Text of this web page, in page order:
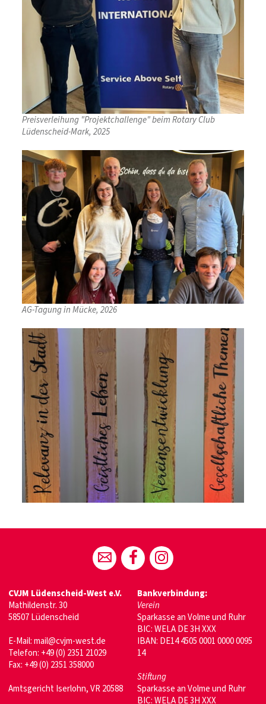
Preisverleihung "Projektchallenge" beim Rotary Club
Lüdenscheid-Mark, 2025
AG-Tagung in Mücke, 2026
CVJM Lüdenscheid-West e.V.
Mathildenstr. 30
58507 Lüdenscheid
E-Mail: mail@cvjm-west.de
Telefon: +49 (0) 2351 21029
Fax: +49 (0) 2351 358000
Amtsgericht Iserlohn, VR 20588
Bankverbindung:
Verein
Sparkasse an Volme und Ruhr
BIC: WELA DE 3H XXX
IBAN: DE14 4505 0001 0000 0095
14
Stiftung
Sparkasse an Volme und Ruhr
BIC: WELA DE 3H XXX